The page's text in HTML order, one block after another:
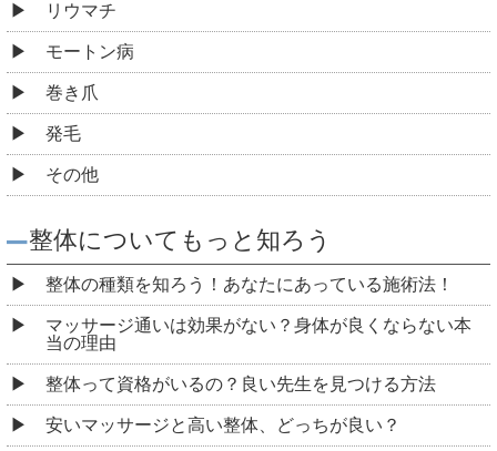
リウマチ
モートン病
巻き爪
発毛
その他
整体についてもっと知ろう
整体の種類を知ろう！あなたにあっている施術法！
マッサージ通いは効果がない？身体が良くならない本
当の理由
整体って資格がいるの？良い先生を見つける方法
安いマッサージと高い整体、どっちが良い？